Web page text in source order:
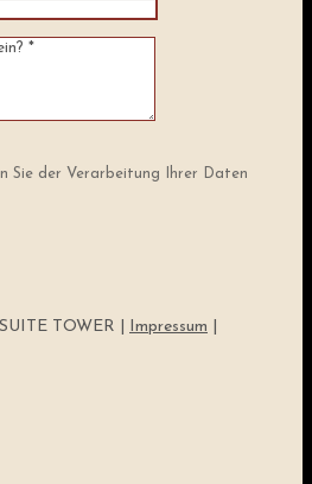
Sie der Verarbeitung Ihrer Daten
TOWER |
Impressum